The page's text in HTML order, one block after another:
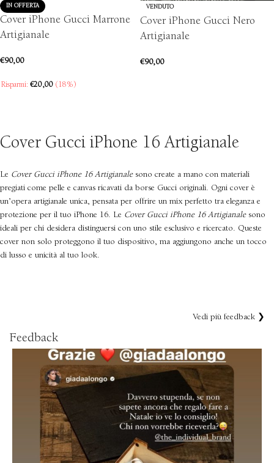
IN OFFERTA
Cover iPhone Gucci Marrone
Artigianale
€90,00
Risparmi: €20,00 (18%)
VENDUTO
Cover iPhone Gucci Nero
Artigianale
€90,00
Cover Gucci iPhone 16 Artigianale
Le Cover Gucci iPhone 16 Artigianalesono create a mano con materiali
pregiati come pelle e canvas ricavati da borse Gucci originali. Ogni cover è
un’opera artigianale unica, pensata per offrire un mix perfetto tra eleganza e
protezione per il tuo iPhone 16. Le Cover Gucci iPhone 16 Artigianalesono
ideali per chi desidera distinguersi con uno stile esclusivo e ricercato. Queste
cover non solo proteggono il tuo dispositivo, ma aggiungono anche un tocco
di lusso e unicità al tuo look.
Feedback
Vedi più feedback ❯